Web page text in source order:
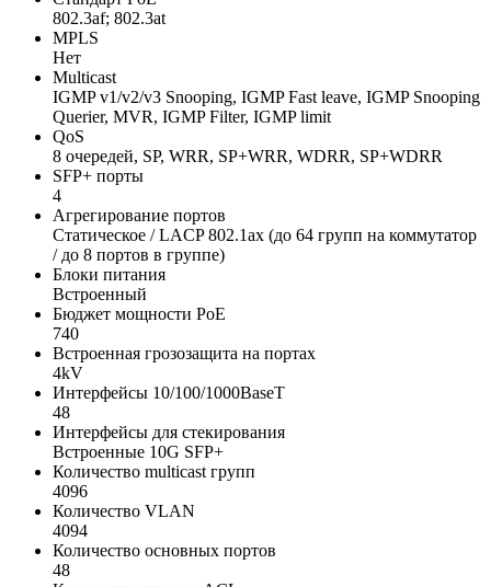
802.3af; 802.3at
MPLS
Нет
Multicast
IGMP v1/v2/v3 Snooping, IGMP Fast leave, IGMP Snooping
Querier, MVR, IGMP Filter, IGMP limit
QoS
8 очередей, SP, WRR, SP+WRR, WDRR, SP+WDRR
SFP+ порты
4
Агрегирование портов
Статическое / LACP 802.1ax (до 64 групп на коммутатор
/ до 8 портов в группе)
Блоки питания
Встроенный
Бюджет мощности PoE
740
Встроенная грозозащита на портах
4kV
Интерфейсы 10/100/1000BaseT
48
Интерфейсы для стекирования
Встроенные 10G SFP+
Количество multicast групп
4096
Количество VLAN
4094
Количество основных портов
48